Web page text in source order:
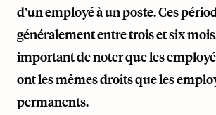
d’un employé à un poste. Ces
généralement entre trois et six
important de noter que les
ont les mêmes droits que les
permanents.